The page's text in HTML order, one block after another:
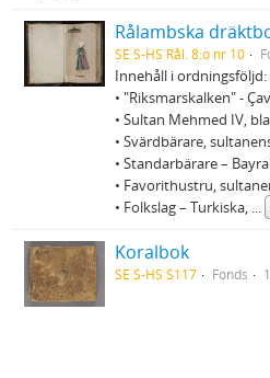
Rålambska
SE S-HS Rål. 8:o nr 10
Innehåll i ordningsföljd:
• "Riksmarskalken" -
• Sultan Mehmed IV,
• Svärdbärare,
• Standarbärare –
• Favorithustru,
• Folkslag – Turkiska, ...
Koralbok
SE S-HS S117 Fonds